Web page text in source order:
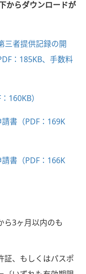
からダウンロードが
三者提供記録の開
：185KB、手数料
160KB）
書（PDF：169K
書（PDF：166K
ら3ヶ月以内のも
証、もしくはパスポ